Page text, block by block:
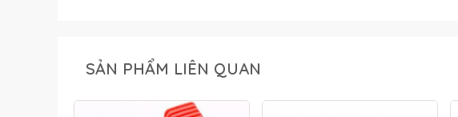
SẢN PHẨM LIÊN QUAN